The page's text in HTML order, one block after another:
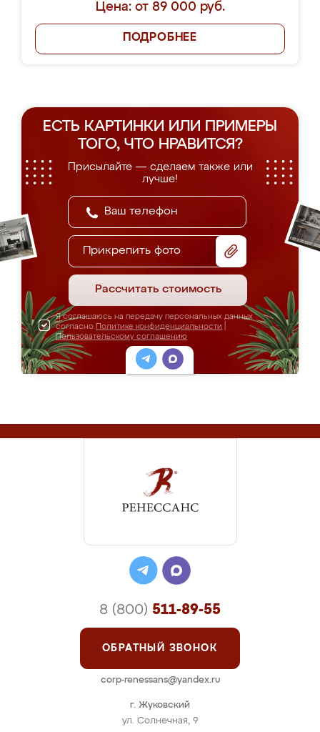
Цена: от 89 000 руб.
ПОДРОБНЕЕ
ЕСТЬ КАРТИНКИ ИЛИ ПРИМЕРЫ
ТОГО, ЧТО НРАВИТСЯ?
Присылайте — сделаем также или
лучше!
Прикрепить фото
Рассчитать стоимость
Я соглашаюсь на передачу персональных данных
согласно Политике конфиденциальности
Пользовательскому соглашению
г. Жуковский
ул. Солнечная, 9
8 (800) 511-89-55
ОБРАТНЫЙ ЗВОНОК
corp-renessans@yandex.ru